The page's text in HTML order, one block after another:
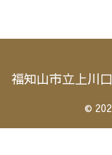
福知山市立上川
©